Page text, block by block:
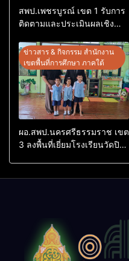
สพป.เพชรบูรณ์ เขต 1 รับการ
ติดตามและประเมินผลเชิง
ต้นแบบ” ระดับประเทศ รุ่นที่ 3
ประจำปีงบประมาณ พ.ศ.
2569
ข่าวสาร & กิจกรรม สำนักงาน
เขตพื้นที่การศึกษา ภาคใต้
ผอ.สพป.นครศรีธรรมราช เขต
3 ลงพื้นที่เยี่ยมโรงเรียนวัดปิยา